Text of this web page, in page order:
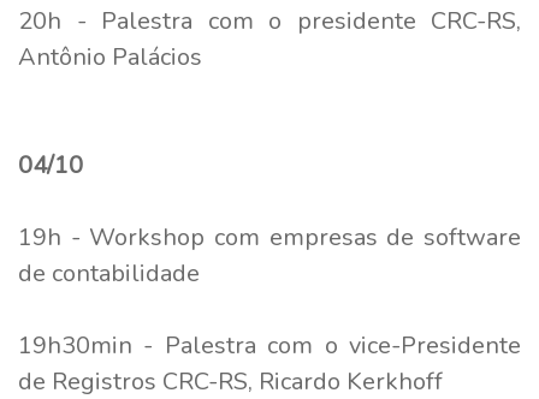
20h - Palestra com o presidente CRC-RS,
Antônio Palácios
04/10
19h - Workshop com empresas de software
de contabilidade
19h30min - Palestra com o vice-Presidente
de Registros CRC-RS, Ricardo Kerkhoff